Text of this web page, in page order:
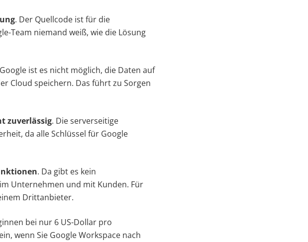
. Der Quellcode ist für die
Team niemand weiß, wie die Lösung
ist es nicht möglich, die Daten auf
Cloud speichern. Das führt zu Sorgen
zuverlässig. Die serverseitige
da alle Schlüssel für Google
. Da gibt es kein
Unternehmen und mit Kunden. Für
Drittanbieter.
bei nur 6 US-Dollar pro
wenn Sie Google Workspace nach